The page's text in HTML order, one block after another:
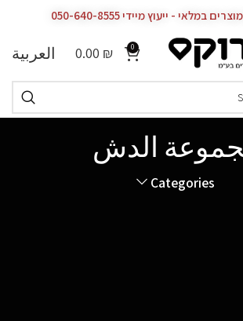
0
0.00 ₪ العربية
الدش
Categories